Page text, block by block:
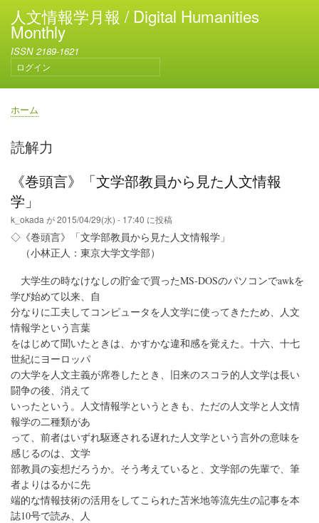
メ
イ
コ
テ
人文情報学月報 / Digital Humanities
Monthly
ISSN 2189-1621
ユ
ー
ザ
ー
カ
ン
ト
メ
ニ
ュ
ー
ログイン
パ
く
ホーム
読解力
《巻頭言》「文学部教員から見た人文情報
学」
k_okada が2015/04/29(水) - 17:40 に投稿
◇《巻頭言》「文学部教員から見た人文情報学」
（小林正人：東京大学文学部）
大学生の時なけなしの貯金で買ったMS-DOSのパソコンでawkを
学び始めて以来、自
分なりに工夫してコンピュータを人文学に使ってきたため、人文
情報学という言葉
をはじめて聞いたときは、かすかな違和感を覚えた。十六、十七
世紀にヨーロッパ
の大学を人文主義が席巻したとき、旧来のスコラ的人文学は長い
闘争の後、消えて
いったという。人文情報学というときも、ただの人文学と人文情
報学の二種類があ
って、前者はいずれ駆逐される遅れた人文学という言外の意味を
感じるのは、文学
部教員の妄想だろうか。そう考えていると、文学部の先輩で、筆
者よりはるかに先
端的な情報技術の活用をしてこられた苫米地等流先生の記事を本
誌10号で読み、人